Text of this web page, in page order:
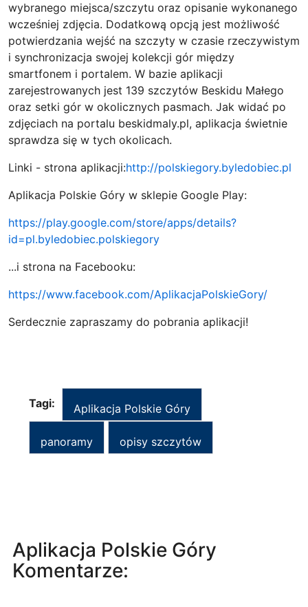
wybranego miejsca/szczytu oraz opisanie wykonanego
wcześniej zdjęcia. Dodatkową opcją jest możliwość
potwierdzania wejść na szczyty w czasie rzeczywistym
i synchronizacja swojej kolekcji gór między
smartfonem i portalem. W bazie aplikacji
zarejestrowanych jest 139 szczytów Beskidu Małego
oraz setki gór w okolicznych pasmach. Jak widać po
zdjęciach na portalu beskidmaly.pl, aplikacja świetnie
sprawdza się w tych okolicach.
Linki - strona aplikacji:http://polskiegory.byledobiec.pl
Aplikacja Polskie Góry w sklepie Google Play:
https://play.google.com/store/apps/details?
id=pl.byledobiec.polskiegory
...i strona na Facebooku:
https://www.facebook.com/AplikacjaPolskieGory/
Serdecznie zapraszamy do pobrania aplikacji!
Tagi: Aplikacja Polskie Góry
panoramy opisy szczytów
Aplikacja Polskie Góry
Komentarze: